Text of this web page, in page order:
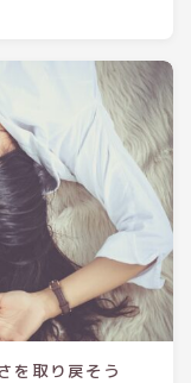
を取り戻そう